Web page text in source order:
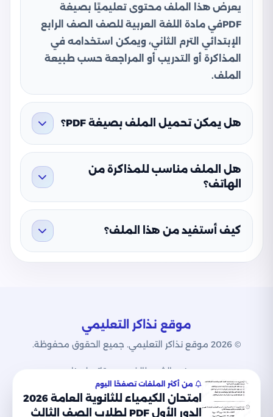
يعرض هذا الملف محتوى تعليميًا بصيغة
PDFفي مادة اللغة العربية للصف الصف الرابع
الإبتدائي الترم الثاني، ويمكن استخدامه في
المذاكرة أو التدريب أو المراجعة حسب طبيعة
الملف.
هل يمكن تحميل الملف بصيغة PDF؟
هل الملف مناسب للمذاكرة من
الهاتف؟
كيف أستفيد من هذا الملف؟
موقع نذاكر التعليمي
© 2026 موقع نذاكر التعليمي. جميع الحقوق محفوظة.
من نحن الشروطالخصوصيةاتصل بنا
من أكثر الملفات تصفحًا اليوم
امتحان الكيمياء للثانوية العامة 2026
الدور الأول PDF لطلاب الصف الثالث